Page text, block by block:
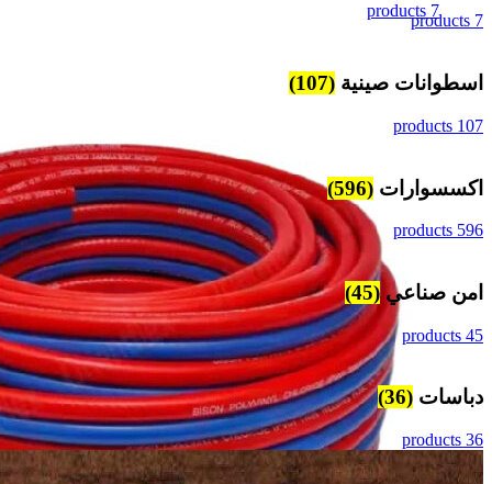
7 products
7 products
اسطوانات صينية (107)
107 products
اكسسوارات (596)
596 products
امن صناعي(45)
45 products
دباسات (36)
36 products